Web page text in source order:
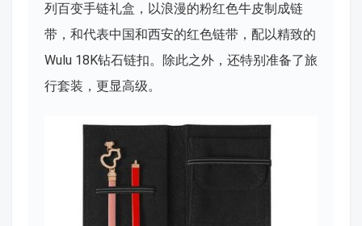
列百变手链礼盒，以浪漫的粉红色牛皮制成链
带，和代表中国和西安的红色链带，配以精致的
Wulu 18K钻石链扣。除此之外，还特别准备了旅
行套装，更显高级。